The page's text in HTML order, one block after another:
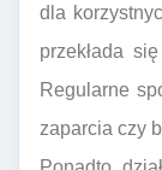
dla
przekłada
Regularne
zaparcia czy